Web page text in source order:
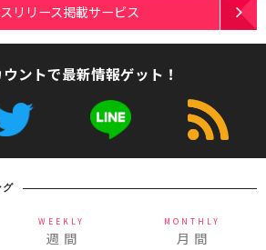
リリース掲載サービス
ントで最新情報ゲット！
グ
WEEKLY
週 間
MONTHLY
月 間